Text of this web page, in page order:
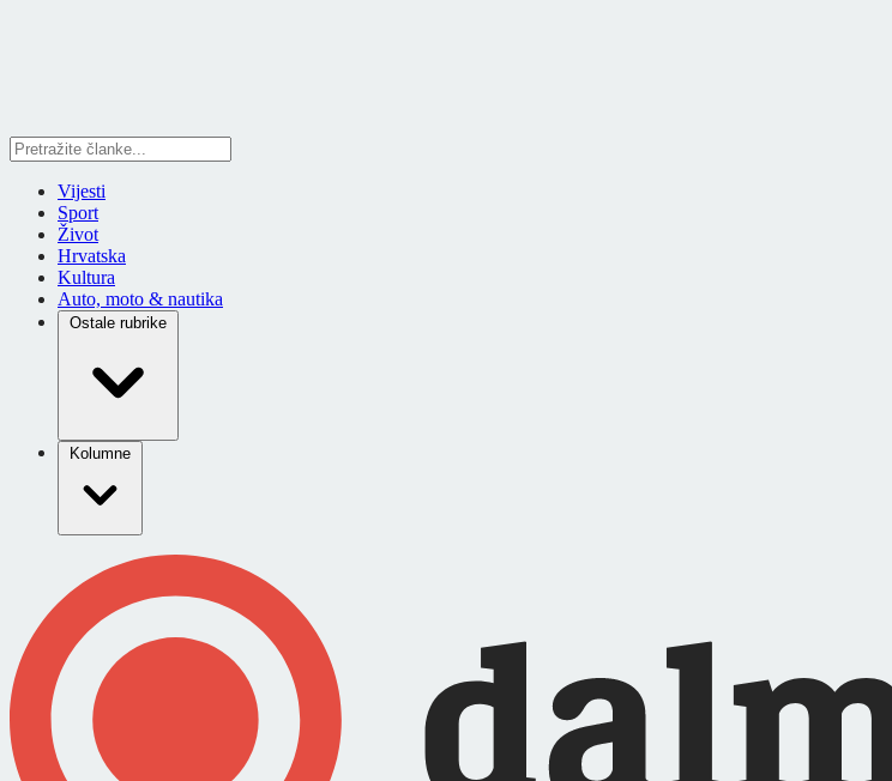
Vijesti
Sport
Život
Hrvatska
Kultura
Auto, moto & nautika
Ostale rubrike
Kolumne